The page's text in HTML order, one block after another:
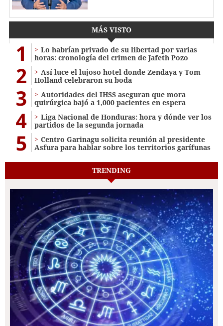
MÁS VISTO
1
Lo habrían privado de su libertad por varias
horas: cronología del crimen de Jafeth Pozo
2
Así luce el lujoso hotel donde Zendaya y Tom
Holland celebraron su boda
3
Autoridades del IHSS aseguran que mora
quirúrgica bajó a 1,000 pacientes en espera
4
Liga Nacional de Honduras: hora y dónde ver los
partidos de la segunda jornada
5
Centro Garinagu solicita reunión al presidente
Asfura para hablar sobre los territorios garífunas
TRENDING